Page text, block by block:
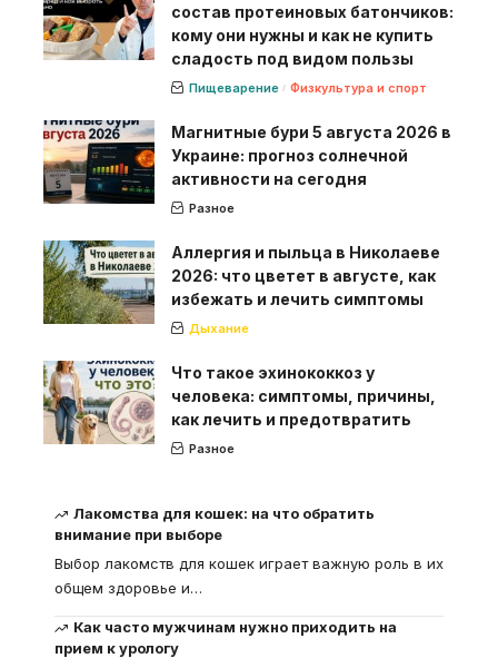
состав протеиновых батончиков:
кому они нужны и как не купить
сладость под видом пользы
Пищеварение Физкультура и спорт
Магнитные бури 5 августа 2026 в
Украине: прогноз солнечной
активности на сегодня
Разное
Аллергия и пыльца в Николаеве
2026: что цветет в августе, как
избежать и лечить симптомы
Дыхание
Что такое эхинококкоз у
человека: симптомы, причины,
как лечить и предотвратить
Разное
Лакомства для кошек: на что обратить
внимание при выборе
Выбор лакомств для кошек играет важную роль в их
общем здоровье и…
Как часто мужчинам нужно приходить на
прием к урологу